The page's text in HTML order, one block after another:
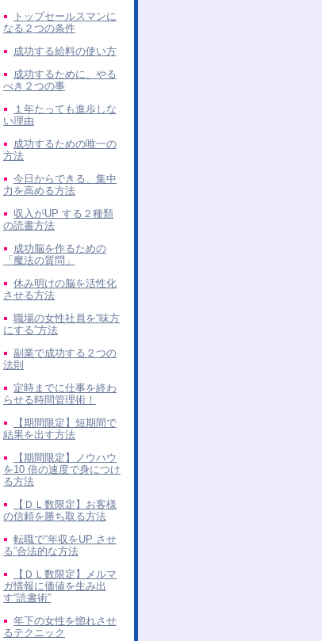
トップセールスマンに
なる２つの条件
成功する給料の使い方
成功するために、やる
べき２つの事
１年たっても進歩しな
い理由
成功するための唯一の
方法
今日からできる、集中
力を高める方法
収入がUP する２種類
の読書方法
成功脳を作るための
「魔法の質問」
休み明けの脳を活性化
させる方法
職場の女性社員を“味方
にする”方法
副業で成功する２つの
法則
定時までに仕事を終わ
らせる時間管理術！
【期間限定】短期間で
結果を出す方法
【期間限定】ノウハウ
を10 倍の速度で身につけ
る方法
【ＤＬ数限定】お客様
の信頼を勝ち取る方法
転職で“年収をUP させ
る”合法的な方法
【ＤＬ数限定】メルマ
ガ情報に価値を生み出
す“読書術”
年下の女性を惚れさせ
るテクニック